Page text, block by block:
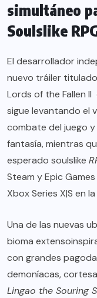
simultáneo
Soulslike
El desarrollador
nuevo tráiler titulado
Lords of the Fallen II
sigue levantando el
combate del juego
fantasía, mientras
esperado soulslike
Steam yEpic
Xbox Series X|S en
Una de las nuevas
bioma
con grandes
demoníacas,
Lingao the Souring